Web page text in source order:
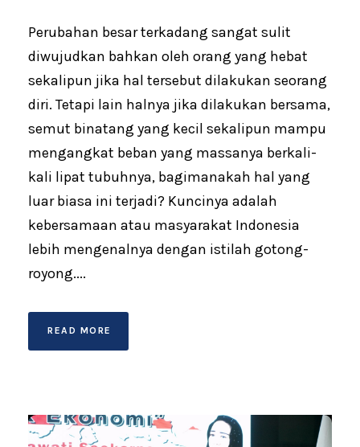
Perubahan besar terkadang sangat sulit
diwujudkan bahkan oleh orang yang hebat
sekalipun jika hal tersebut dilakukan seorang
diri. Tetapi lain halnya jika dilakukan bersama,
semut binatang yang kecil sekalipun mampu
mengangkat beban yang massanya berkali-
kali lipat tubuhnya, bagimanakah hal yang
luar biasa ini terjadi? Kuncinya adalah
kebersamaan atau masyarakat Indonesia
lebih mengenalnya dengan istilah gotong-
royong....
READ MORE